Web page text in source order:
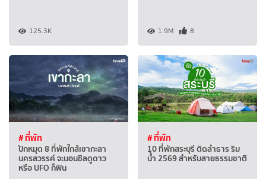
125.3K 1.9M 8
# ที่พัก
ปักหมุด 8 ที่พักใกล้เขากะลา
นครสวรรค์ จะนอนชิลดูดาว
หรือ UFO ก็ฟิน
# ที่พัก
10 ที่พักสระบุรี ติดลำธาร ริม
น้ำ 2569 สำหรับสายธรรมชาติ